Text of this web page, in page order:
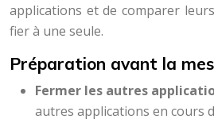
applications et de comparer
fier à une seule.
Préparation avant la
Fermer les autres
autres applications en cours